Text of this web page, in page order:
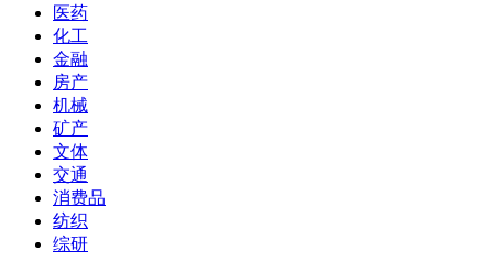
医药
化工
金融
房产
机械
矿产
文体
交通
消费品
纺织
综研